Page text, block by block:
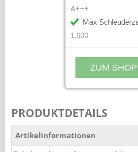
A+++
Max
1.600
PRODUKTDETAILS
Artikelinformationen